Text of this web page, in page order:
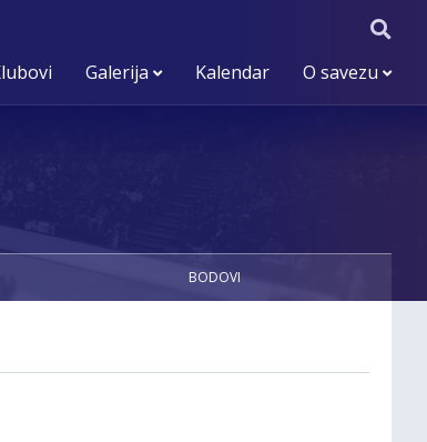
Galerija Kalendar O savezu
BODOVI